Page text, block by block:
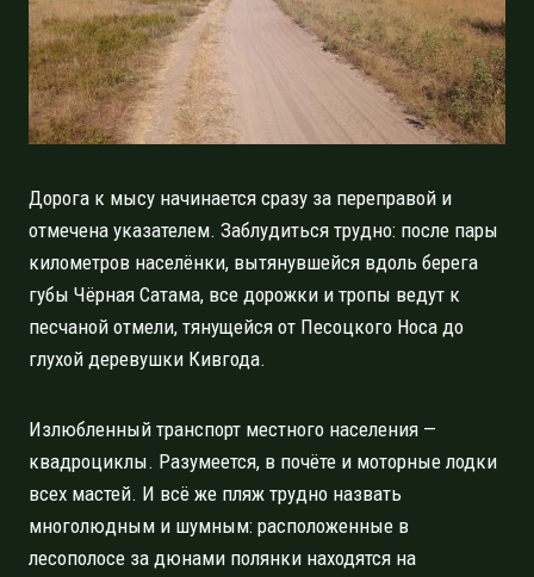
Дорога к мысу начинается сразу за переправой и
отмечена указателем. Заблудиться трудно: после пары
километров населёнки, вытянувшейся вдоль берега
губы Чёрная Сатама, все дорожки и тропы ведут к
песчаной отмели, тянущейся от Песоцкого Носа до
глухой деревушки Кивгода.
Излюбленный транспорт местного населения —
квадроциклы. Разумеется, в почёте и моторные лодки
всех мастей. И всё же пляж трудно назвать
многолюдным и шумным: расположенные в
лесополосе за дюнами полянки находятся на